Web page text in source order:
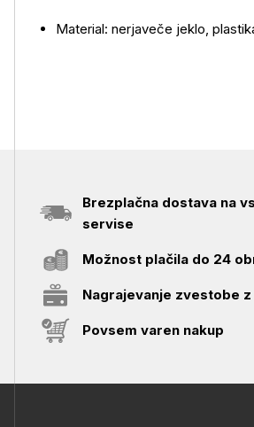
Material: nerjaveče jeklo,
Brezplačna dostava na
servise
Možnost plačila do 24
Nagrajevanje zvestobe
Povsem varen nakup